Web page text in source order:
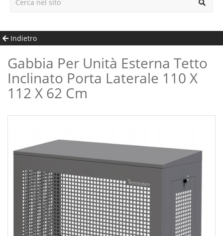
Indietro
Gabbia Per Unità Esterna Tetto
Inclinato Porta Laterale 110 X
112 X 62 Cm